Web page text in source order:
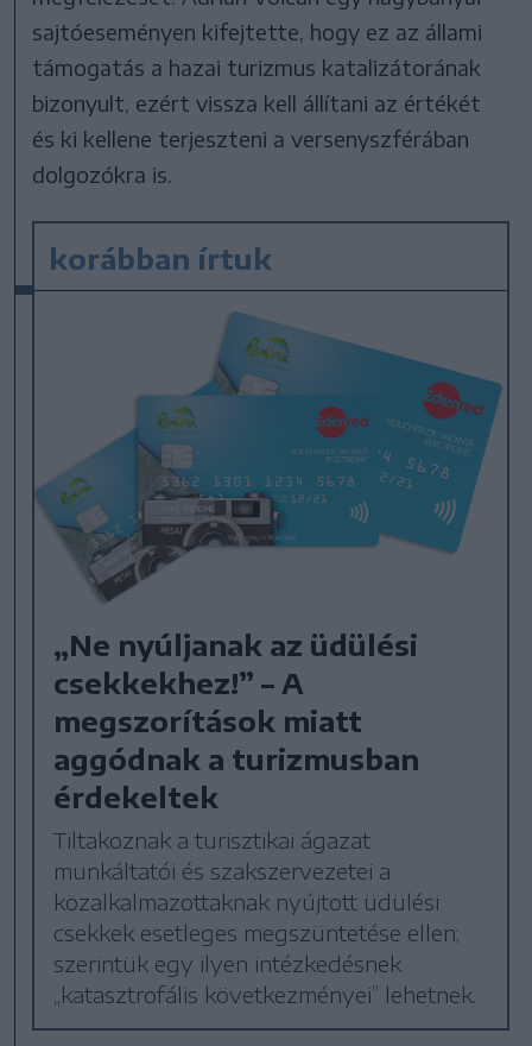
sajtóeseményen kifejtette, hogy ez az állami
támogatás a hazai turizmus katalizátorának
bizonyult, ezért vissza kell állítani az értékét
és ki kellene terjeszteni a versenyszférában
dolgozókra is.
korábban írtuk
„Ne nyúljanak az üdülési
csekkekhez!” – A
megszorítások miatt
aggódnak a turizmusban
érdekeltek
Tiltakoznak a turisztikai ágazat
munkáltatói és szakszervezetei a
közalkalmazottaknak nyújtott üdülési
csekkek esetleges megszüntetése ellen;
szerintük egy ilyen intézkedésnek
„katasztrofális következményei” lehetnek.